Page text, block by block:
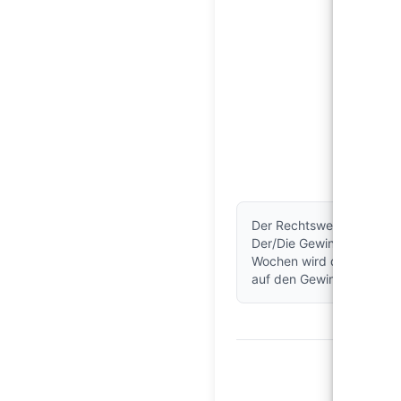
Der Rechtsweg ist
Der/Die Gewinner/in
Wochen wird der E
auf den Gewinn!